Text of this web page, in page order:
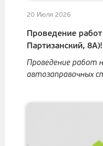
20 Июля 2026
Проведение
Партизанский, 8А)!
Проведение работ
автозаправочных